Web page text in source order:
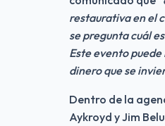
restaurativa en el
se pregunta cuál
Este evento
dinero que se
Dentro de la
Aykroyd y Jim